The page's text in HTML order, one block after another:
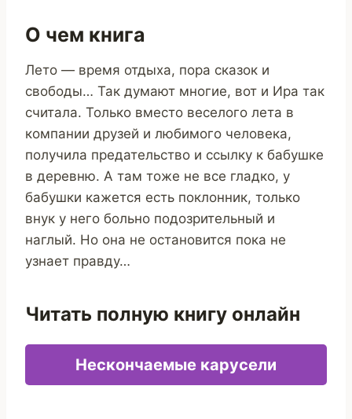
О чем книга
Лето — время отдыха, пора сказок и
свободы… Так думают многие, вот и Ира так
считала. Только вместо веселого лета в
компании друзей и любимого человека,
получила предательство и ссылку к бабушке
в деревню. А там тоже не все гладко, у
бабушки кажется есть поклонник, только
внук у него больно подозрительный и
наглый. Но она не остановится пока не
узнает правду…
Читать полную книгу онлайн
Нескончаемые карусели